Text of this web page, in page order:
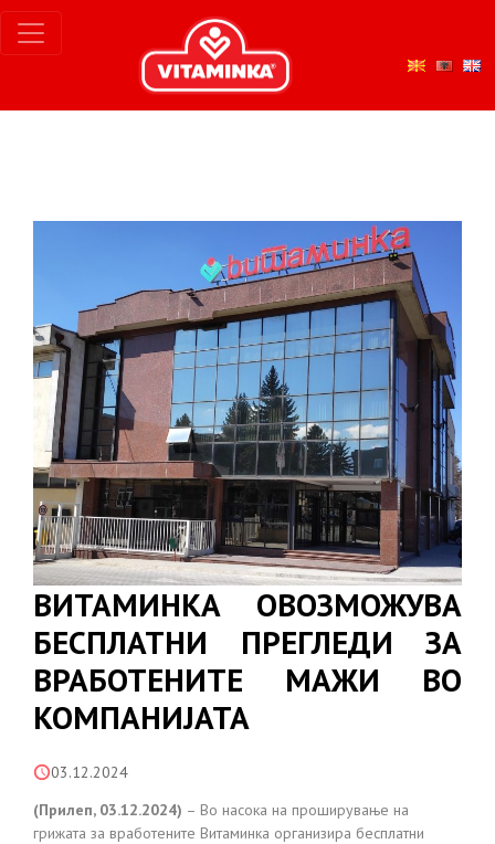
ВИТАМИНКА ОВОЗМОЖУВА
БЕСПЛАТНИ ПРЕГЛЕДИ ЗА
ВРАБОТЕНИТЕ МАЖИ ВО
КОМПАНИЈАТА
03.12.2024
(Прилеп, 03.12.2024) – Во насока на проширување на
грижата за вработените Витаминка организира бесплатни